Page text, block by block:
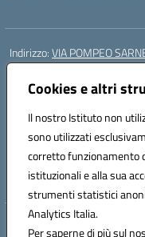
Cookies e altri
Il nostro Istituto non
sono utilizzati
corretto funzionamento
istituzionali e alla sua
strumenti statistici
Analytics Italia.
Per saperne di più sul
Indirizzo:VIA POMPEO
Centralino:
Posta elettronica certificata
Codice fiscale:
Codice meccanografico:
Codice Indice delle
Codice unico di fatturazione
Hosting &